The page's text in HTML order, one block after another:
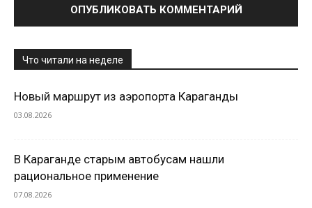
Что читали на неделе
Новый маршрут из аэропорта Караганды
03.08.2026
В Караганде старым автобусам нашли
рациональное применение
07.08.2026